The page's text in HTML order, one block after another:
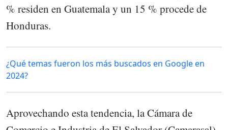
% residen en Guatemala y un 15 % procede de
Honduras.
¿Qué temas fueron los más buscados en Google en
2024?
Aprovechando esta tendencia, la Cámara de